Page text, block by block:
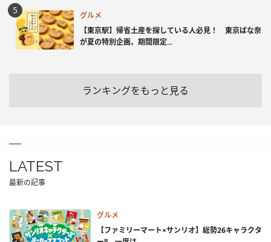
グルメ
【東京駅】帰省土産を探している人必見！ 東京ばな奈
が夏の特別企画、期間限定...
ランキングをもっと見る
LATEST
最新の記事
グルメ
【ファミリーマート×サンリオ】総勢26キャラクタ